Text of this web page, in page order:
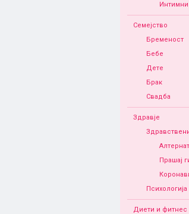
Семејство
Бременост
Бебе
Дете
Брак
Свадба
Здравје
Прашај
Психологија
Диети и фитнес